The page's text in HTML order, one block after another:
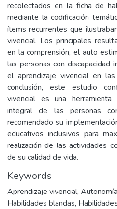
recolectados en la ficha de
mediante la codificación
ítems recurrentes que
vivencial. Los principales
en la comprensión, el auto
las personas con discapacidad
el aprendizaje vivencial en
conclusión, este estudio
vivencial es una
integral de las personas
recomendado su
educativos inclusivos para
realización de las actividades
de su calidad de vida.
Keywords
Aprendizaje vivencial, Autonomía
Habilidades blandas,